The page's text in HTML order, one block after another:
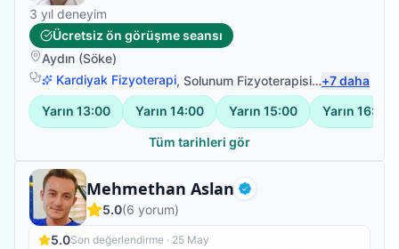
VARSINIZ ( fizyoterapi için en güzel şey hastasının
yürümesidir)
3 yıl deneyim
Ücretsiz ön görüşme seansı
Aydın (Söke)
Kardiyak Fizyoterapi, Solunum Fizyoterapisi,Romatizma
+7daha
Yarın 13:00 Yarın 14:00 Yarın 15:00 Yarın 16:00
Tüm tarihleri gör
Mehmethan Aslan Doğrulanmış
Uzman Fizyoterapist
5.0(6 yorum)
5.0Son değerlendirme · 25 May